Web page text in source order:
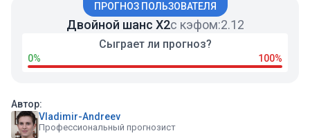
ПРОГНОЗ ПОЛЬЗОВАТЕЛЯ
Двойной шанс X2с кэфом:2.12
0%
Сыграет ли прогноз?
100%
Автор:
Vladimir-Andreev
Профессиональный прогнозист